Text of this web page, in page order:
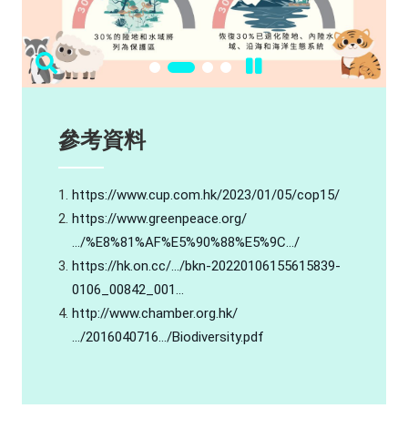
參考資料
https://www.cup.com.hk/2023/01/05/cop15/
https://www.greenpeace.org/
…/%E8%81%AF%E5%90%88%E5%9C…/
https://hk.on.cc/…/bkn-20220106155615839-
0106_00842_001…
http://www.chamber.org.hk/
…/2016040716…/Biodiversity.pdf